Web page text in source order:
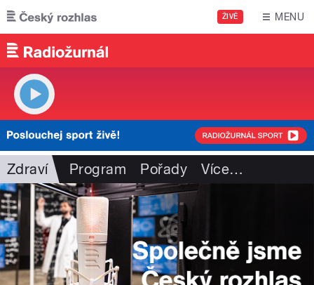
Přejít k hlavnímu obsahu
ŽIVĚ MENU
Zdraví Program Pořady Více…